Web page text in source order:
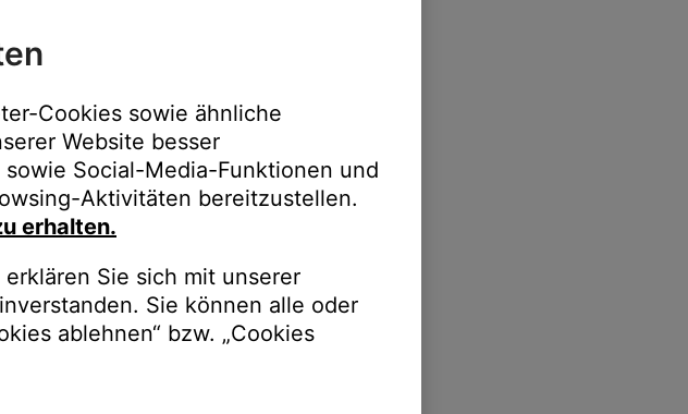
Cookies sowie ähnliche
Website besser
Social-Media-Funktionen und
Aktivitäten bereitzustellen.
erhalten.
Sie sich mit unserer
Sie können alle oder
ablehnen“ bzw. „Cookies